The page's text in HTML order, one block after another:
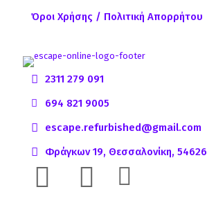
Όροι Χρήσης / Πολιτική Απορρήτου
2311 279 091
694 821 9005
escape.refurbished@gmail.com
Φράγκων 19, Θεσσαλονίκη, 54626